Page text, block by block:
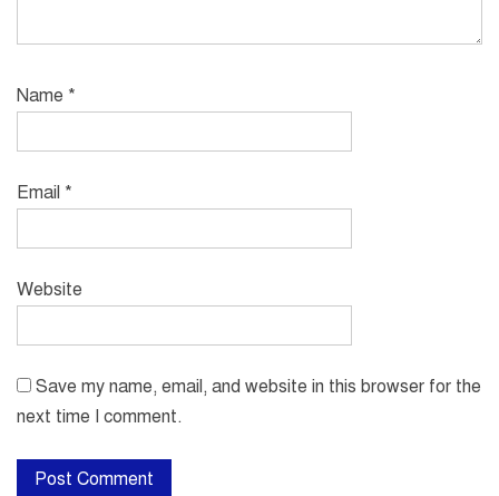
Name *
Email *
Website
Save my name, email, and website in this browser for the
next time I comment.